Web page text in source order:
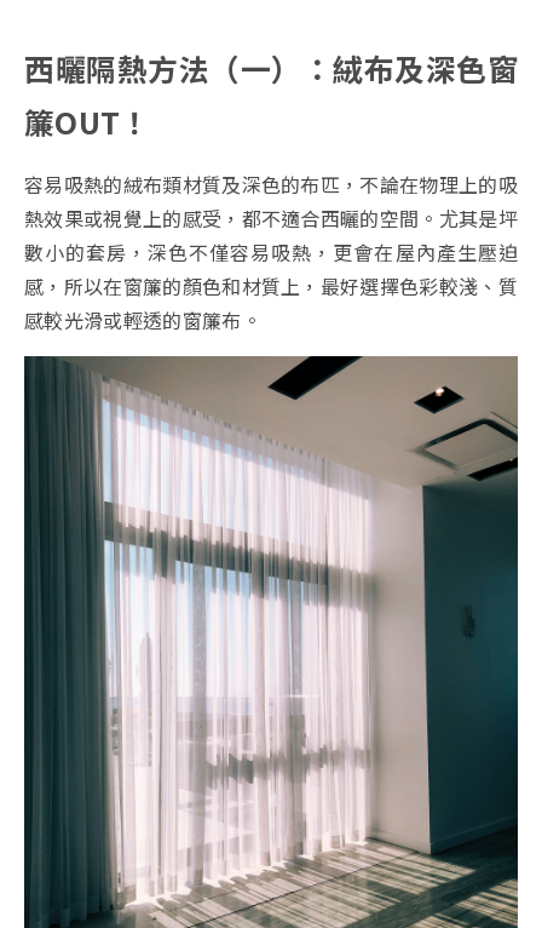
西曬隔熱方法（一）：絨布及深色窗
簾OUT！
容易吸熱的絨布類材質及深色的布匹，不論在物理上的吸
熱效果或視覺上的感受，都不適合西曬的空間。尤其是坪
數小的套房，深色不僅容易吸熱，更會在屋內產生壓迫
感，所以在窗簾的顏色和材質上，最好選擇色彩較淺、質
感較光滑或輕透的窗簾布。